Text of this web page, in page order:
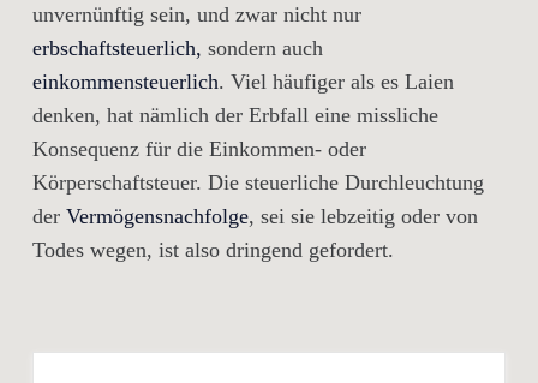
unvernünftig sein, und zwar nicht nur
erbschaftsteuerlich, sondern auch
einkommensteuerlich. Viel häufiger als es Laien
denken, hat nämlich der Erbfall eine missliche
Konsequenz für die Einkommen- oder
Körperschaftsteuer. Die steuerliche Durchleuchtung
der Vermögensnachfolge, sei sie lebzeitig oder von
Todes wegen, ist also dringend gefordert.